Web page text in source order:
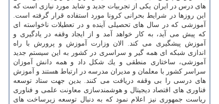
های درس در ایران یكی از تجربیات جدید و شاید مورد نیازی است كه
این روزها در شرایط بحرانی كرونا مورد استفاده قرار گرفته است.
آموزشی كه در سال های تحصیلی آینده و در تعطیلات ناخواسته ای
كه پیش می آید، به كار خواهد آمد و از ایجاد وقفه در یادگیری و
آموزش پیشگیری می كند. الان وزارت آموزش و پرورش با راه
اندازی شبكه ای همه گیر و سراسری در كشور به این سیستم جدید
آموزشی، ساختاری منطقی و یك شكل داد و همه دانش آموزان
سراسر كشور با معلمان و مدیران مدرسه در ارتباط هستند و آموزش
های درسی را بی وقفه دریافت می كنند. بدین جهت ستاد توسعه
فناوری های اقتصاد دیجیتال و هوشمندسازی معاونت علمی و فناوری
ریاست جمهوری نیز اعلام نمود كه به دنبال توسعه زیرساخت های